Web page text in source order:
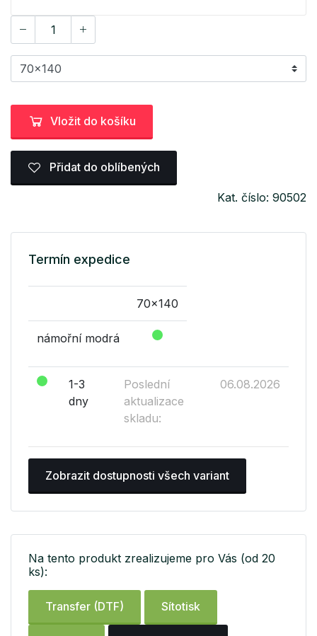
Vložit do košíku
Přidat do oblíbených
Kat. číslo: 90502
Termín expedice
70x140
námořní modrá
1-3
dny
Poslední
aktualizace
skladu:
06.08.2026
Zobrazit dostupnosti všech variant
Na tento produkt zrealizujeme pro Vás (od 20
ks):
Transfer (DTF) Sítotisk